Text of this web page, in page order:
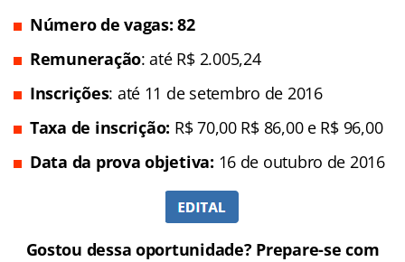
Número de vagas: 82
Remuneração: até R$ 2.005,24
Inscrições: até 11 de setembro de 2016
Taxa de inscrição: R$ 70,00 R$ 86,00 e R$ 96,00
Data da prova objetiva: 16 de outubro de 2016
Gostou dessa oportunidade? Prepare-se com